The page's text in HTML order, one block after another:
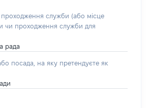
служби (або місце
чи проходження служби для
рада
посада, на яку претендуєте як